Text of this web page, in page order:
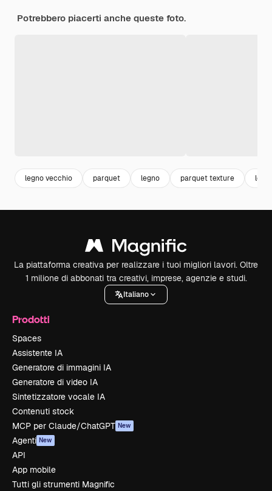
Potrebbero piacerti anche queste foto.
legno vecchio parquet legno parquet texture
La piattaforma creativa per realizzare i tuoi migliori lavori. Oltre
1 milione di abbonati tra creativi, imprese, agenzie e studi.
Italiano
Prodotti
Spaces
Assistente IA
Generatore di immagini IA
Generatore di video IA
Sintetizzatore vocale IA
Contenuti stock
MCP per Claude/ChatGPT New
Agenti New
API
App mobile
Tutti gli strumenti Magnific